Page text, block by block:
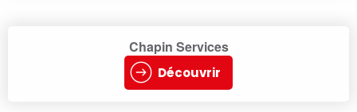
Chapin Services
Découvrir